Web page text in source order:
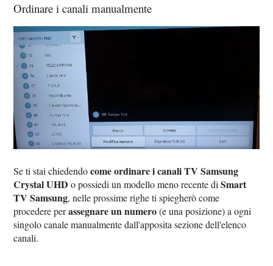
Ordinare i canali manualmente
Se ti stai chiedendocome ordinare i canali TV Samsung
Crystal UHD o possiedi un modello meno recente diSmart
TV Samsung, nelle prossime righe ti spiegherò come
procedere perassegnare un numero(e una posizione) a ogni
singolo canale manualmente dall'apposita sezione dell'elenco
canali.